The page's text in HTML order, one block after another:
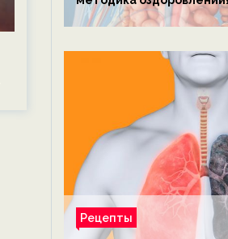
Рецепты